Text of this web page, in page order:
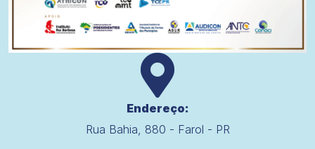
Endereço:
Rua Bahia, 880 - Farol - PR